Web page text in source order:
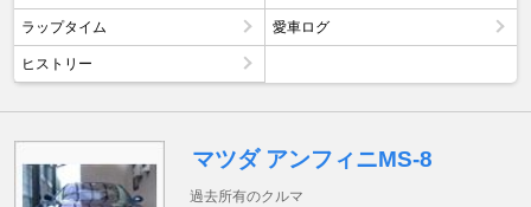
ラップタイム 愛車ログ
ヒストリー
マツダ アンフィニMS-8
過去所有のクルマ